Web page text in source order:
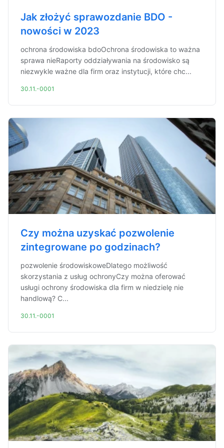
Jak złożyć sprawozdanie BDO -
nowości w 2023
ochrona środowiska bdoOchrona środowiska to ważna
sprawa nieRaporty oddziaływania na środowisko są
niezwykle ważne dla firm oraz instytucji, które chc...
30.11.-0001
Czy można uzyskać pozwolenie
zintegrowane po godzinach?
pozwolenie środowiskoweDlatego możliwość
skorzystania z usług ochronyCzy można oferować
usługi ochrony środowiska dla firm w niedzielę nie
handlową? C...
30.11.-0001